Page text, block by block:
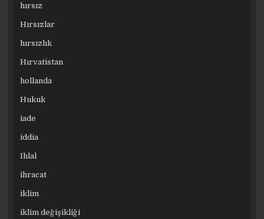
hırsız
Hırsızlar
hırsızlık
Hırvatistan
hollanda
Hukuk
iade
iddia
Ihlal
ihracat
iklim
iklim değişikliği